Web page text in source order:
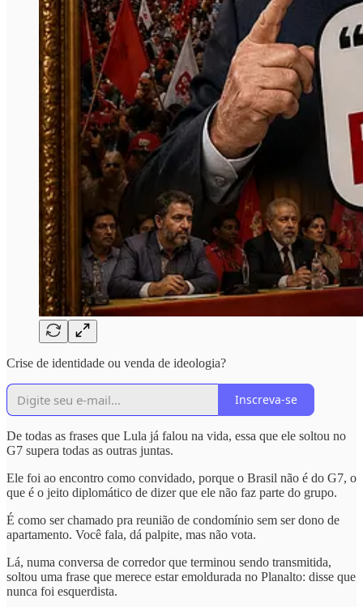
Crise de identidade ou venda de ideologia?
Inscreva-se
De todas as frases que Lula já falou na vida, essa que ele soltou no
G7 supera todas as outras juntas.
Ele foi ao encontro como convidado, porque o Brasil não é do G7, o
que é o jeito diplomático de dizer que ele não faz parte do grupo.
É como ser chamado pra reunião de condomínio sem ser dono de
apartamento. Você fala, dá palpite, mas não vota.
Lá, numa conversa de corredor que terminou sendo transmitida,
soltou uma frase que merece estar emoldurada no Planalto: disse que
nunca foi esquerdista.